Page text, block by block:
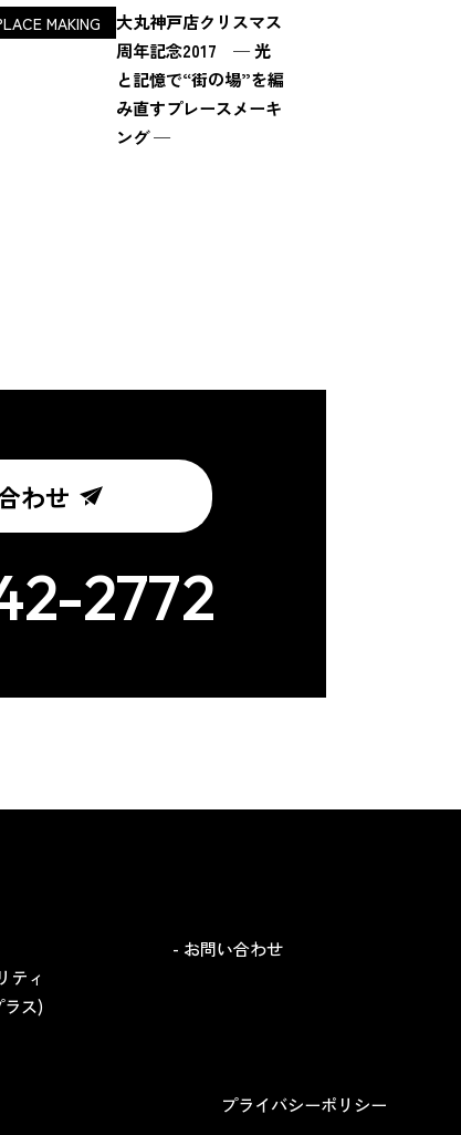
MAKING
大丸神戸店クリスマス
周年記念2017 ─ 光
と記憶で“街の場”を編
み直すプレースメーキ
ング ─
わせ
2772
ティ
ス)
- お問い合わせ
プライバシーポリシー